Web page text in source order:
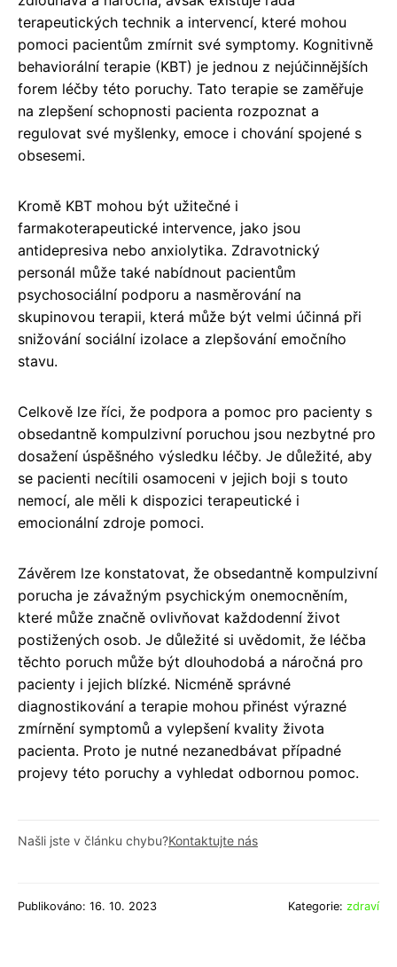
terapeutických technik a intervencí, které mohou
pomoci pacientům zmírnit své symptomy. Kognitivně
behaviorální terapie (KBT) je jednou z nejúčinnějších
forem léčby této poruchy. Tato terapie se zaměřuje
na zlepšení schopnosti pacienta rozpoznat a
regulovat své myšlenky, emoce i chování spojené s
obsesemi.
Kromě KBT mohou být užitečné i
farmakoterapeutické intervence, jako jsou
antidepresiva nebo anxiolytika. Zdravotnický
personál může také nabídnout pacientům
psychosociální podporu a nasměrování na
skupinovou terapii, která může být velmi účinná při
snižování sociální izolace a zlepšování emočního
stavu.
Celkově lze říci, že podpora a pomoc pro pacienty s
obsedantně kompulzivní poruchou jsou nezbytné pro
dosažení úspěšného výsledku léčby. Je důležité, aby
se pacienti necítili osamoceni v jejich boji s touto
nemocí, ale měli k dispozici terapeutické i
emocionální zdroje pomoci.
Závěrem lze konstatovat, že obsedantně kompulzivní
porucha je závažným psychickým onemocněním,
které může značně ovlivňovat každodenní život
postižených osob. Je důležité si uvědomit, že léčba
těchto poruch může být dlouhodobá a náročná pro
pacienty i jejich blízké. Nicméně správné
diagnostikování a terapie mohou přinést výrazné
zmírnění symptomů a vylepšení kvality života
pacienta. Proto je nutné nezanedbávat případné
projevy této poruchy a vyhledat odbornou pomoc.
Našli jste v článku chybu?Kontaktujte nás
Publikováno: 16. 10. 2023 Kategorie: zdraví